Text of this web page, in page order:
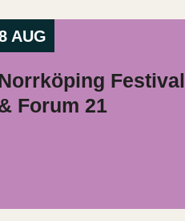
AUG
Festival
Forum 21